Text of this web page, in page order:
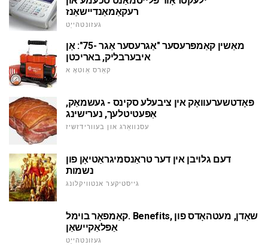
רעקאַמאַנדיישאַנז
געזונטהייַט
מאַשין קאַמפּרעסער "אַגרעסער אַגר -75": אַן
איבערבליק, באריכטן
קאַרס אַוטאָ א
פּאָדטשערעוואָק אין ציבעלע סקינס - געשמאַק,
אַפּעטיטלעך, נערישינג
עסנוואַרג און בעוורידזשיז
דעם גלויבן אין דער טראַנסמיגראַטיאָן פון
נשמות
גייסטיקער אנטוויקלונג
קאַמפאָר בוימל. Benefits, שאָדן, מעטהאָדס פון
אַפּלאַקיישאַן
געזונטהייַט